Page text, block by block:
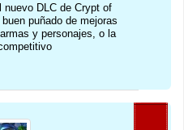
nuevo DLC de Crypt of
puñado de mejoras
y personajes, o la